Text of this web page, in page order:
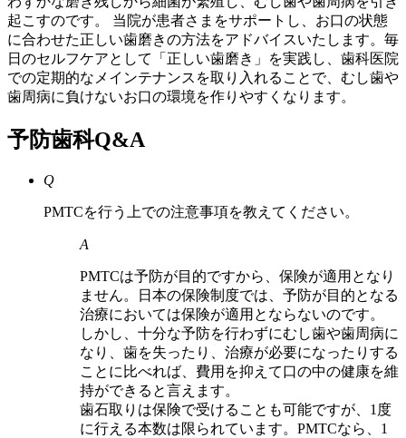
起こすのです。 当院が患者さまをサポートし、お口の状態
に合わせた正しい歯磨きの方法をアドバイスいたします。毎
日のセルフケアとして「正しい歯磨き」を実践し、歯科医院
での定期的なメインテナンスを取り入れることで、むし歯や
歯周病に負けないお口の環境を作りやすくなります。
予防歯科Q&A
Q
PMTCを行う上での注意事項を教えてください。
A
PMTCは予防が目的ですから、保険が適用となり
ません。日本の保険制度では、予防が目的となる
治療においては保険が適用とならないのです。
しかし、十分な予防を行わずにむし歯や歯周病に
なり、歯を失ったり、治療が必要になったりする
ことに比べれば、費用を抑えて口の中の健康を維
持ができると言えます。
歯石取りは保険で受けることも可能ですが、1度
に行える本数は限られています。PMTCなら、1